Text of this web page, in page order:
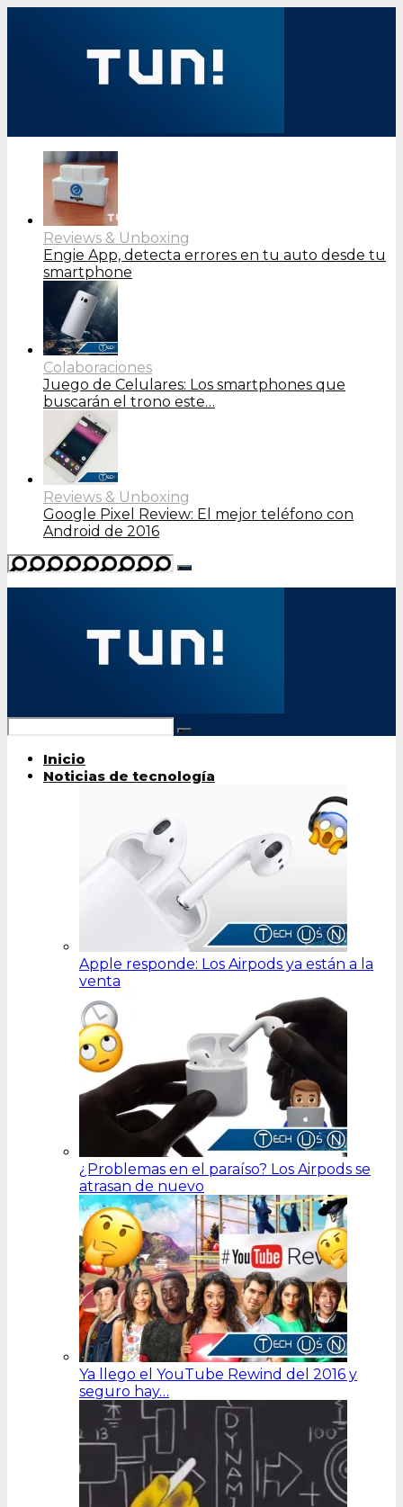
Reviews & Unboxing
Engie App, detecta errores en tu auto desde tu
smartphone
Colaboraciones
Juego de Celulares: Los smartphones que
buscarán el trono este…
Reviews & Unboxing
Google Pixel Review: El mejor teléfono con
Android de 2016
Inicio
Noticias de tecnología
Apple responde: Los Airpods ya están a la
venta
¿Problemas en el paraíso? Los Airpods se
atrasan de nuevo
Ya llego el YouTube Rewind del 2016 y
seguro hay…